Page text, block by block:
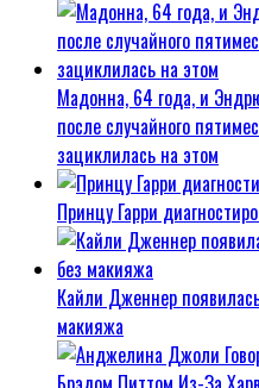
Мадонна, 64 года, и
после случайного
зациклилась на этом
Принцу Гарри
Кайли Дженнер
макияжа